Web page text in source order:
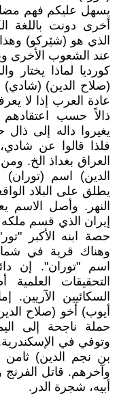
يسهل عليكم فهم
أخرى دونت باللغة
الذي هو (شێركو)
عند الشعوب الأخرى
كورديا لماذا يختار
(صلاح الدين) (شادي)
عادة العرب إذا لا
ذالاً حسب
يغيروا داله إلى ذال
فلذا قالوا عن
العراق بغداذ الخ.
الدين) اسم
يطلق على البلاد
النهر. وأصل الاسم
إيران الذي قسم
حصة ابنه الأكبر
وهناك قرية في
اسم "توران". إن
التحقيقات
السكائيين
أيوب) أخو (صلاح
حملة ناجحة إلى
وتوفي في
بن نجم الدين) ثامن
وآخرهم. قاتل الفرنج
أبيه، شجرة الدر.